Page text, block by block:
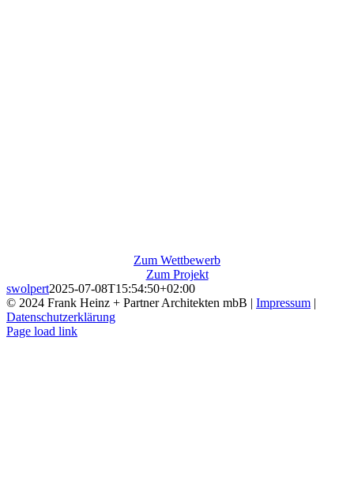
Zum Wettbewerb
Zum Projekt
swolpert2025-07-08T15:54:50+02:00
© 2024 Frank Heinz + Partner Architekten mbB | Impressum |
Datenschutzerklärung
Instagram
Page load link